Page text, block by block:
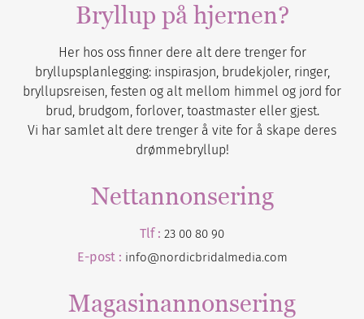
Bryllup på hjernen?
Her hos oss finner dere alt dere trenger for
bryllupsplanlegging: inspirasjon, brudekjoler, ringer,
bryllupsreisen, festen og alt mellom himmel og jord for
brud, brudgom, forlover, toastmaster eller gjest.
Vi har samlet alt dere trenger å vite for å skape deres
drømmebryllup!
Nettannonsering
Tlf : 23 00 80 90
E-post : info@nordicbridalmedia.com
Magasinannonsering